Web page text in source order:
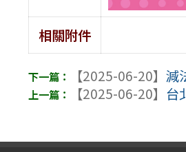
相關附件
【2025-06-20】減
【2025-06-20】 台